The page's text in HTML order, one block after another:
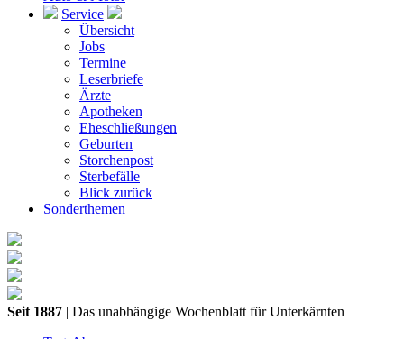
Service
Übersicht
Jobs
Termine
Leserbriefe
Ärzte
Apotheken
Eheschließungen
Geburten
Storchenpost
Sterbefälle
Blick zurück
Sonderthemen
Seit 1887 | Das unabhängige Wochenblatt für Unterkärnten